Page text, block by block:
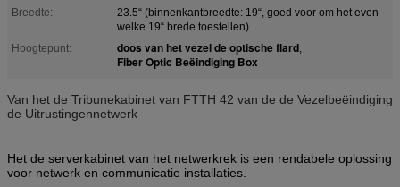
Breedte:
23.5“ (binnenkantbreedte: 19“, goed voor om het even
welke 19“ brede toestellen)
Hoogtepunt:
doos van het vezel de optische flard,
Fiber Optic Beëindiging Box
Van het de Tribunekabinet van FTTH 42 van de de Vezelbeëindiging
de Uitrustingennetwerk
Het de serverkabinet van het netwerkrek is een rendabele oplossing
voor netwerk en communicatie installaties.